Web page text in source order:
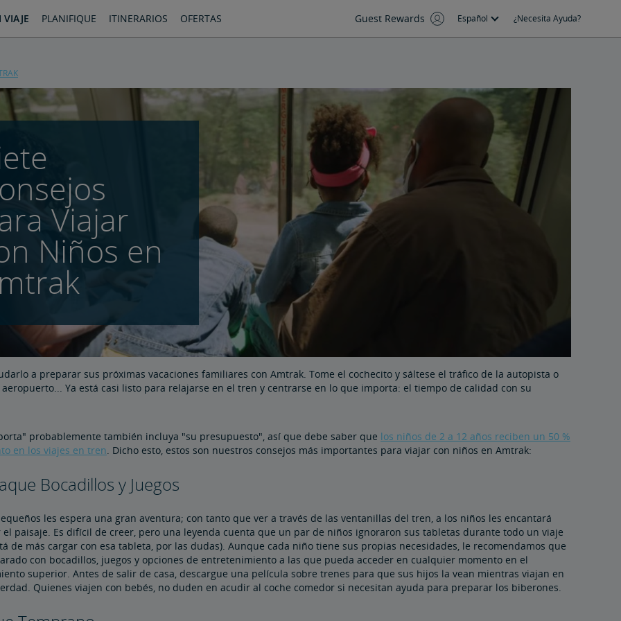
VIAJE PLANIFIQUE ITINERARIOS OFERTAS Guest Rewards Español ¿Necesita Ayuda?
Viajar
Niños en
a preparar sus próximas vacaciones familiares con Amtrak. Tome el cochecito y sáltese el tráfico de la autopista o
Ya está casi listo para relajarse en el tren y centrarse en lo que importa: el tiempo de calidad con su
probablemente también incluya "su presupuesto", así que debe saber que los niños de 2 a 12 años reciben un 50 %
en los viajes en tren. Dicho esto, estos son nuestros consejos más importantes para viajar con niños en Amtrak:
Bocadillos y Juegos
les espera una gran aventura; con tanto que ver a través de las ventanillas del tren, a los niños les encantará
el paisaje. Es difícil de creer, pero una leyenda cuenta que un par de niños ignoraron sus tabletas durante todo un viaje
de más cargar con esa tableta, por las dudas). Aunque cada niño tiene sus propias necesidades, le recomendamos que
con bocadillos, juegos y opciones de entretenimiento a las que pueda acceder en cualquier momento en el
superior. Antes de salir de casa, descargue una película sobre trenes para que sus hijos la vean mientras viajan en
Quienes viajen con bebés, no duden en acudir al coche comedor si necesitan ayuda para preparar los biberones.